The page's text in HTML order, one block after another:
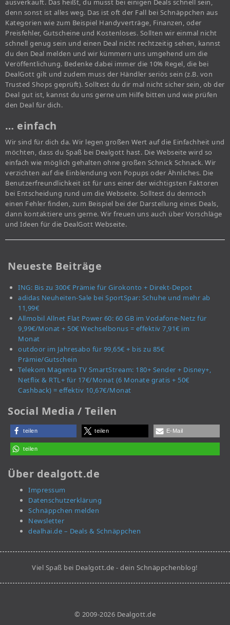
ausverkauft. Das heißt, du musst bei einigen Deals schnell sein,
denn sonst ist alles weg. Das ist oft der Fall bei Schnäppchen aus
Kategorien wie zum Beispiel Handyverträge, Finanzen, oder
Preisfehler, Gutscheine und Kostenloses. Sollten wir einmal nicht
schnell genug sein und einen Deal nicht rechtzeitig sehen, kannst
du den Deal melden und wir kümmern uns umgehend um die
Veröffentlichung. Bedenke dabei immer die 10% Regel, die bei
DealGott gilt und zudem muss der Händler seriös sein (z.B. von
Trusted Shops geprüft). Solltest du dir mal nicht sicher sein, ob der
Deal gut ist, kannst du uns gerne um Hilfe bitten und wie prüfen
den Deal für dich.
… einfach
Wir sind für dich da. Wir legen großen Wert auf die Einfachheit und
möchten, dass du Spaß bei Dealgott hast. Die Webseite wird so
einfach wie möglich gehalten ohne großen Schnick Schnack. Wir
verzichten auf die Einblendung von Popups oder Ähnliches. Die
Benutzerfreundlichkeit ist für uns einer der wichtigsten Faktoren
bei Entscheidung rund um die Webseite. Solltest du dennoch
einen Fehler finden, zum Beispiel bei der Darstellung eines Deals,
dann kontaktiere uns gerne. Wir freuen uns auch über Vorschläge
und Ideen für die DealGott Webseite.
Neueste Beiträge
ING: Bis zu 300€ Prämie für Girokonto + Direkt-Depot
adidas Neuheiten-Sale bei SportSpar: Schuhe und mehr ab
11,99€
Allmobil Allnet Flat Power 60: 60 GB im Vodafone-Netz für
9,99€/Monat + 50€ Wechselbonus = effektiv 7,91€ im
Monat
outdoor im Jahresabo für 99,65€ + bis zu 85€
Prämie/Gutschein
Telekom Magenta TV SmartStream: 180+ Sender + Disney+,
Netflix & RTL+ für 17€/Monat (6 Monate gratis + 50€
Cashback) = effektiv 10,67€/Monat
Social Media / Teilen
teilen teilen E-Mail
teilen
Über dealgott.de
Impressum
Datenschutzerklärung
Schnäppchen melden
Newsletter
dealhai.de – Deals & Schnäppchen
Viel Spaß bei Dealgott.de - dein Schnäppchenblog!
© 2009-2026 Dealgott.de